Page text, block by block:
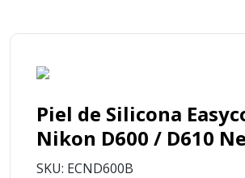
Piel de Silicona
Nikon D600 / D610
SKU: ECND600B